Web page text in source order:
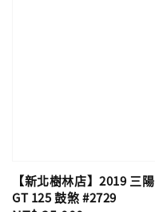
【新北樹林店】2019 三陽
GT 125 鼓煞 #2729